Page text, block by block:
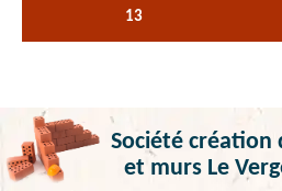
13
Société création
et murs Le